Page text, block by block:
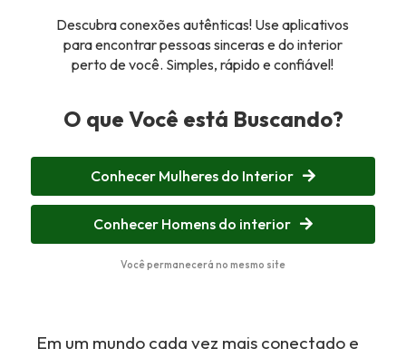
Descubra conexões autênticas! Use aplicativos
para encontrar pessoas sinceras e do interior
perto de você. Simples, rápido e confiável!
O que Você está Buscando?
Conhecer Mulheres do Interior
Conhecer Homens do interior
Você permanecerá no mesmo site
Em um mundo cada vez mais conectado e